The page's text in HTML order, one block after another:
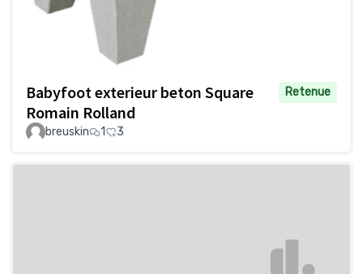
Babyfoot exterieur beton Square
Romain Rolland
Retenue
breuskin 1 3